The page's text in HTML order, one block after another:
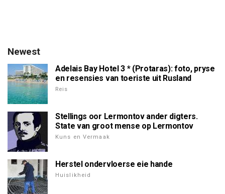
Newest
Adelais Bay Hotel 3 * (Protaras): foto, pryse
en resensies van toeriste uit Rusland
Reis
Stellings oor Lermontov ander digters.
State van groot mense op Lermontov
Kuns en Vermaak
Herstel ondervloerse eie hande
Huislikheid